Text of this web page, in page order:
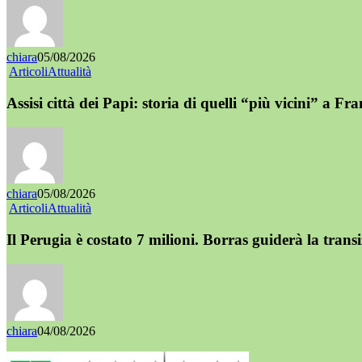
chiara05/08/2026
ArticoliAttualità
Assisi città dei Papi: storia di quelli “più vicini” a
chiara05/08/2026
ArticoliAttualità
Il Perugia è costato 7 milioni. Borras guiderà la
chiara04/08/2026